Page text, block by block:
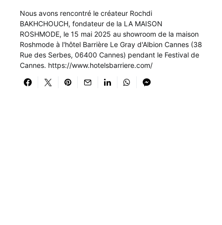
Nous avons rencontré le créateur Rochdi
BAKHCHOUCH, fondateur de la LA MAISON
ROSHMODE, le 15 mai 2025 au showroom de la maison
Roshmode à l'hôtel Barrière Le Gray d'Albion Cannes (38
Rue des Serbes, 06400 Cannes) pendant le Festival de
Cannes. https://www.hotelsbarriere.com/